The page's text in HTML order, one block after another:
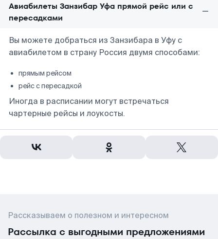
Авиабилеты Занзибар Уфа прямой рейс или с
пересадками
Вы можете добраться из Занзибара в Уфу с
авиабилетом в страну Россия двумя способами:
прямым рейсом
рейс с пересадкой
Иногда в расписании могут встречаться
чартерные рейсы и лоукосты.
Рассказываем о полезном и интересном
Рассылка с выгодными предложениями